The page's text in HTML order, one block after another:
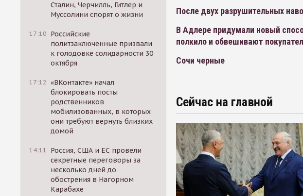
Сталин, Черчилль, Гитлер и
Муссолини спорят о жизни
17:10 Российские
политзаключенные призвали
к голодовке солидарности 30
октября
17:12 «ВКонтакте» начал
блокировать посты
родственников
мобилизованных, в которых
они требуют вернуть близких
домой
14:11
Россия, США и ЕС провели
секретные переговоры за
несколько дней до
обострения в Нагорном
Карабахе
После двух разрушительных
В Адлере придумали новый
полкило и обвешивают
Сочи черные
Сейчас на главной